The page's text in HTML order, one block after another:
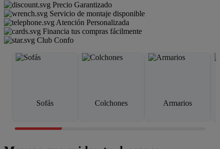
Precio Garantizado
Servicio de montaje disponible
Atención Personalizada
Financia tus compras fácilmente
Club Confo
Sofás Colchones Armarios